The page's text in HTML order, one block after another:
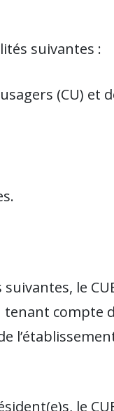
suivantes :
(CU) et
le
compte
le